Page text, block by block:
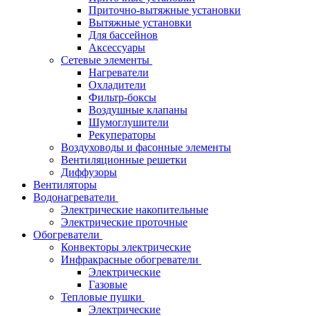
Приточно-вытяжные установки
Вытяжные установки
Для бассейнов
Аксессуары
Сетевые элементы
Нагреватели
Охладители
Фильтр-боксы
Воздушные клапаны
Шумоглушители
Рекуператоры
Воздуховоды и фасонные элементы
Вентиляционные решетки
Диффузоры
Вентиляторы
Водонагреватели
Электрические накопительные
Электрические проточные
Обогреватели
Конвекторы электрические
Инфракрасные обогреватели
Электрические
Газовые
Тепловые пушки
Электрические